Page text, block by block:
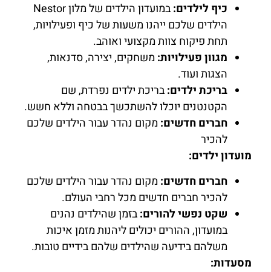
כיף לילדים:
במועדון הילדים של מלון Nestor
הילדים שלכם ייהנו משעות של כיף ופעילויות,
תחת פיקוח צוות מקצועי ואוהב.
מגוון פעילויות: משחקים, יצירה, סדנאות,
הצגות ועוד.
בריכת ילדים:בריכת ילדים נפרדת, שם
הקטנטנים יוכלו להשתכשך בבטחה וללא חשש.
חברים חדשים: מקום נהדר עבור הילדים שלכם
להכיר
מועדון ילדים:
חברים חדשים: מקום נהדר עבור הילדים שלכם
להכיר חברים חדשים מכל רחבי העולם.
שקט נפשי להורים:בזמן שהילדים נהנים
במועדון, ההורים יכולים ליהנות מזמן איכות
משלהם בידיעה שהילדים שלהם בידיים טובות.
מסעדות: